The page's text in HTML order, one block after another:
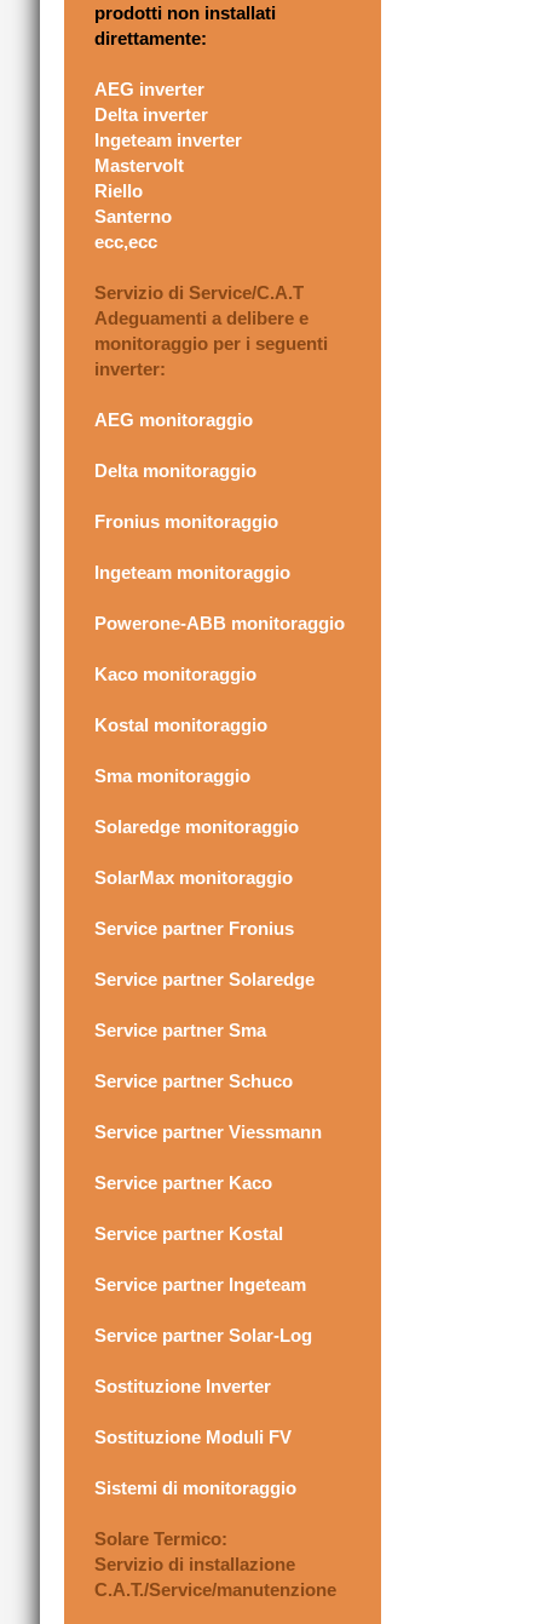
prodotti non installati
direttamente:
AEG inverter
Delta inverter
Ingeteam inverter
Mastervolt
Riello
Santerno
ecc,ecc
Servizio di Service/C.A.T
Adeguamenti a delibere e
monitoraggio per i seguenti
inverter:
AEG monitoraggio
Delta monitoraggio
Fronius monitoraggio
Ingeteam monitoraggio
Powerone-ABB monitoraggio
Kaco monitoraggio
Kostal monitoraggio
Sma monitoraggio
Solaredge monitoraggio
SolarMax monitoraggio
Service partner Fronius
Service partner Solaredge
Service partner Sma
Service partner Schuco
Service partner Viessmann
Service partner Kaco
Service partner Kostal
Service partner Ingeteam
Service partner Solar-Log
Sostituzione Inverter
Sostituzione Moduli FV
Sistemi di monitoraggio
Solare Termico:
Servizio di installazione
C.A.T./Service/manutenzione